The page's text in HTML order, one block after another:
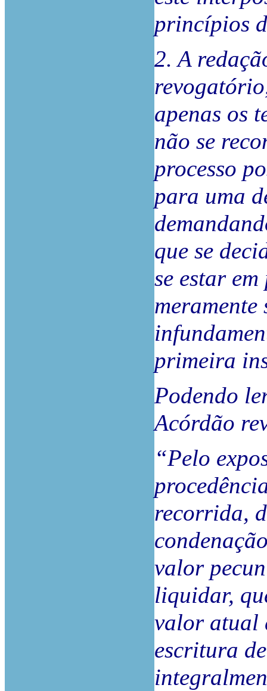
princípios
2. A
apenas os
não se
processo
para uma
que se
se estar
primeira
Podendo
Acórdão
“Pelo
recorrida,
valor
liquidar,
valor atual
escritura